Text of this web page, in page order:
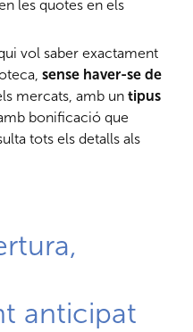
les quotes en els
vol saber exactament
sense haver-se de
mercats, amb un tipus
bonificació que
tots els detalls als
anticipat